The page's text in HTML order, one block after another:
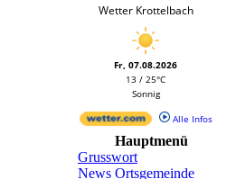
Wetter Krottelbach
Fr, 07.08.2026
13 / 25°C
Sonnig
Alle Infos
Hauptmenü
Grusswort
News Ortsgemeinde